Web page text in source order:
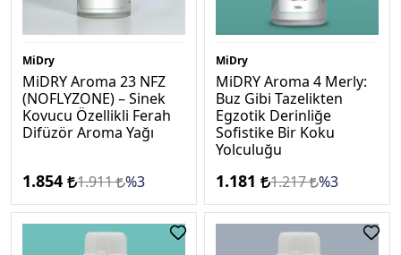
MiDry
MiDRY Aroma 23 NFZ
(NOFLYZONE) – Sinek
Kovucu Özellikli Ferah
Difüzör Aroma Yağı
1.854 1.911 %3
MiDry
MiDRY Aroma 4 Merly:
Buz Gibi Tazelikten
Egzotik Derinliğe
Sofistike Bir Koku
Yolculuğu
1.181 1.217 %3